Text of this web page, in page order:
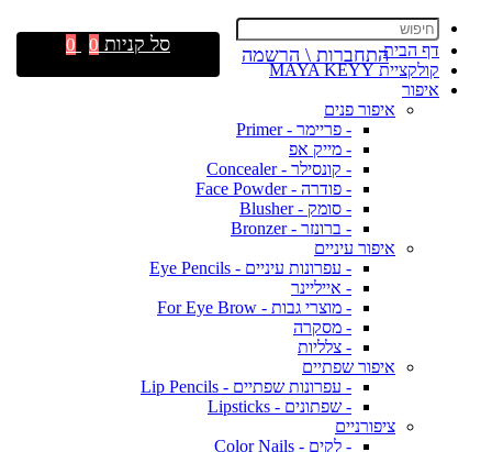
דף הבית
קולקציית MAYA KEYY
איפור
איפור פנים
- פריימר - Primer
- מייק אפ
- קונסילר - Concealer
- פודרה - Face Powder
- סומק - Blusher
- ברונזר - Bronzer
איפור עיניים
- עפרונות עיניים - Eye Pencils
- אייליינר
- מוצרי גבות - For Eye Brow
- מסקרה
- צלליות
איפור שפתיים
- עפרונות שפתיים - Lip Pencils
- שפתונים - Lipsticks
ציפורניים
- לקים - Color Nails
התחברות \ הרשמה סל קניות 0
0